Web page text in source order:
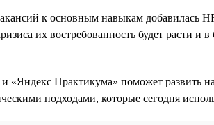
к основным навыкам добавилась
их востребованность будет расти
и «Яндекс Практикума» поможет развить
подходами, которые сегодня